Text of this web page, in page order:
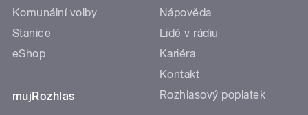
Komunální volby
Stanice
eShop
mujRozhlas
Nápověda
Lidé v rádiu
Kariéra
Kontakt
Rozhlasový poplatek